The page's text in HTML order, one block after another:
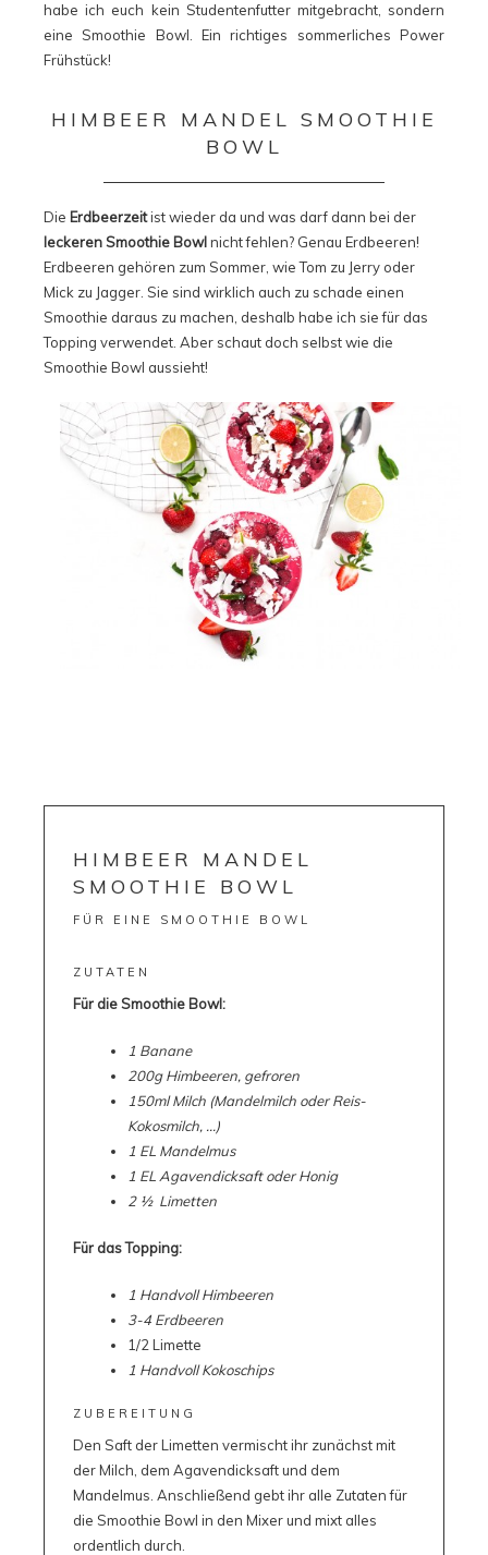
habe ich euch kein Studentenfutter mitgebracht, sondern
eine Smoothie Bowl. Ein richtiges sommerliches Power
Frühstück!
HIMBEER MANDEL SMOOTHIE
BOWL
Die Erdbeerzeitist wieder da und was darf dann bei der
leckeren Smoothie Bowlnicht fehlen? Genau Erdbeeren!
Erdbeeren gehören zum Sommer, wie Tom zu Jerry oder
Mick zu Jagger. Sie sind wirklich auch zu schade einen
Smoothie daraus zu machen, deshalb habe ich sie für das
Topping verwendet. Aber schaut doch selbst wie die
Smoothie Bowl aussieht!
HIMBEER MANDEL
SMOOTHIE BOWL
FÜR EINE SMOOTHIE BOWL
ZUTATEN
Für die Smoothie Bowl:
1 Banane
200g Himbeeren, gefroren
150ml Milch (Mandelmilch oder Reis-
Kokosmilch, …)
1 EL Mandelmus
1 EL Agavendicksaft oder Honig
2 ½ Limetten
Für das Topping:
1 Handvoll Himbeeren
3-4 Erdbeeren
1/2 Limette
1 Handvoll Kokoschips
ZUBEREITUNG
Den Saft der Limetten vermischt ihr zunächst mit
der Milch, dem Agavendicksaft und dem
Mandelmus. Anschließend gebt ihr alle Zutaten für
die Smoothie Bowl in den Mixer und mixt alles
ordentlich durch.